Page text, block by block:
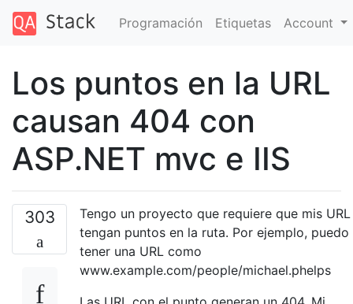
Programación Etiquetas Account
Los puntos en la URL
causan 404 con
ASP.NET mvc e IIS
303
Tengo un proyecto que requiere que mis URL
tengan puntos en la ruta. Por ejemplo, puedo
tener una URL como
www.example.com/people/michael.phelps